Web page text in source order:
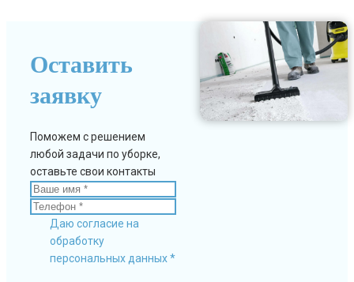
Оставить
заявку
Поможем с решением
любой задачи по уборке,
оставьте свои контакты
Даю согласие на
обработку
персональных данных *